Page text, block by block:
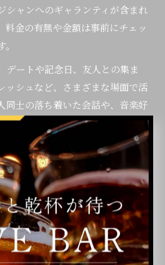
シャンへのギャランティが含まれ
料金の有無や金額は事前にチェッ
デートや記念日、友人との集ま
ッシュなど、さまざまな場面で活
同士の落ち着いた会話や、音楽好
空間が整っています。貸切やパー
もあり、人数や目的に応じて選び
。
とで、非日常的な上質な空間と生
大きな魅力です。料金設定やサー
分のスタイルや予算に合ったバー
の高い利用につながります。